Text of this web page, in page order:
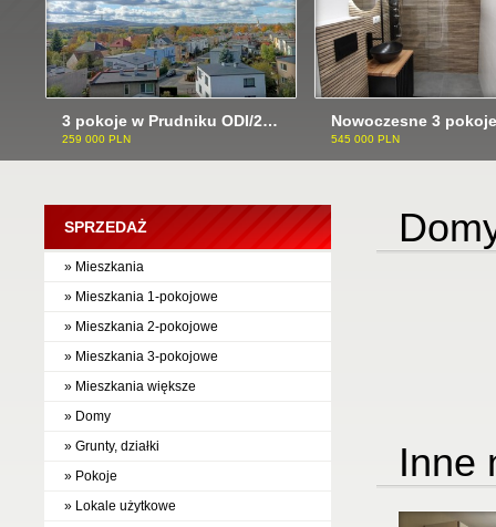
3 pokoje w Prudniku ODI/2503
259 000 PLN 545 000 PLN
SPRZEDAŻ
» Mieszkania
» Mieszkania 1-pokojowe
» Mieszkania 2-pokojowe
» Mieszkania 3-pokojowe
» Mieszkania większe
» Domy
» Grunty, działki
» Pokoje
» Lokale użytkowe
Inne